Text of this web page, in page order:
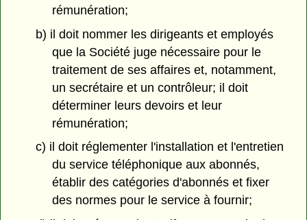
rémunération;
b) il doit nommer les dirigeants et employés
que la Société juge nécessaire pour le
traitement de ses affaires et, notamment,
un secrétaire et un contrôleur; il doit
déterminer leurs devoirs et leur
rémunération;
c) il doit réglementer l'installation et l'entretien
du service téléphonique aux abonnés,
établir des catégories d'abonnés et fixer
des normes pour le service à fournir;